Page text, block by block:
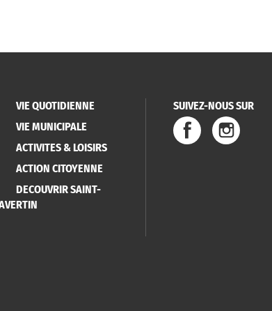
VIE QUOTIDIENNE
VIE MUNICIPALE
ACTIVITES & LOISIRS
ACTION CITOYENNE
DECOUVRIR SAINT-
SUIVEZ-NOUS SUR